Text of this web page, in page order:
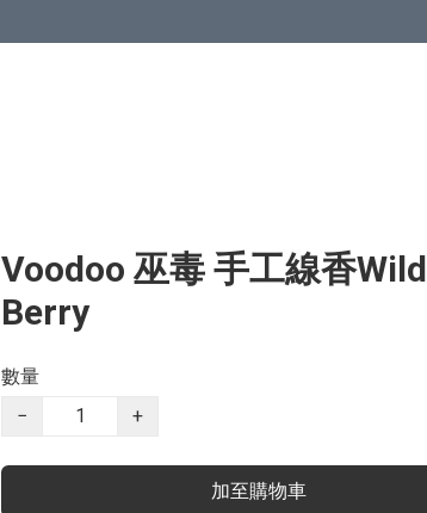
Voodoo 巫毒 手工線香Wild
Berry
數量
−
+
加至購物車